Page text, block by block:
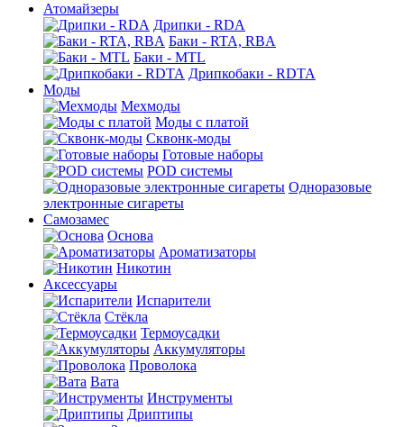
Атомайзеры
Дрипки - RDA
Баки - RTA, RBA
Баки - MTL
Дрипкобаки - RDTA
Моды
Мехмоды
Моды с платой
Сквонк-моды
Готовые наборы
POD системы
Одноразовые
электронные сигареты
Самозамес
Основа
Ароматизаторы
Никотин
Аксессуары
Испарители
Стёкла
Термоусадки
Аккумуляторы
Проволока
Вата
Инструменты
Дриптипы